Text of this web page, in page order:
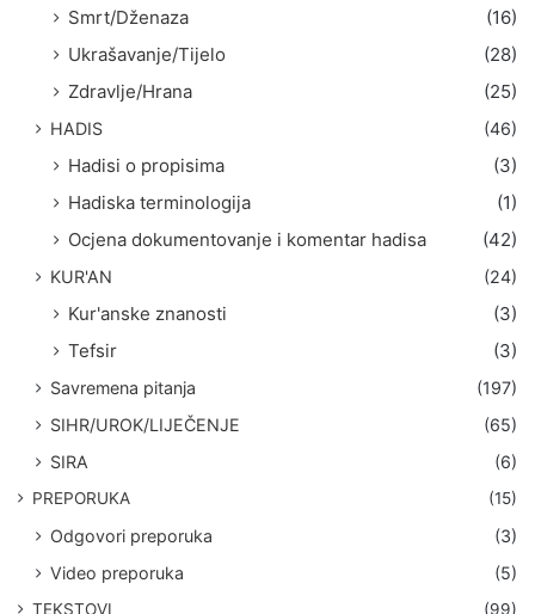
Smrt/Dženaza
(16)
Ukrašavanje/Tijelo
(28)
Zdravlje/Hrana
(25)
HADIS (46)
Hadisi o propisima
(3)
Hadiska terminologija
(1)
Ocjena dokumentovanje i komentar hadisa
(42)
KUR'AN (24)
Kur'anske znanosti
(3)
Tefsir
(3)
Savremena pitanja
(197)
SIHR/UROK/LIJEČENJE
(65)
SIRA
(6)
PREPORUKA (15)
Odgovori preporuka
(3)
Video preporuka
(5)
TEKSTOVI
(99)